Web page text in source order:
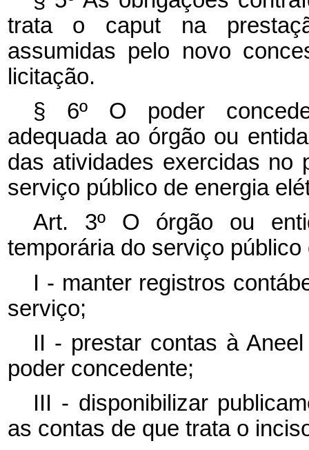
trata o caput na
assumidas pelo novo
licitação.
§ 6º O poder
adequada ao órgão ou
das atividades exercidas no
serviço público de energia
Art. 3º O órgão ou
temporária do serviço
I - manter registros
serviço;
II - prestar contas à
poder concedente;
III - disponibilizar
as contas de que trata o